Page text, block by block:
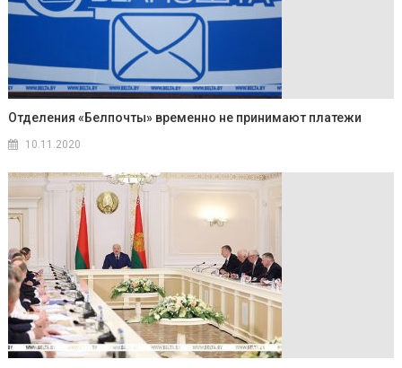
Отделения «Белпочты» временно не принимают платежи
10.11.2020